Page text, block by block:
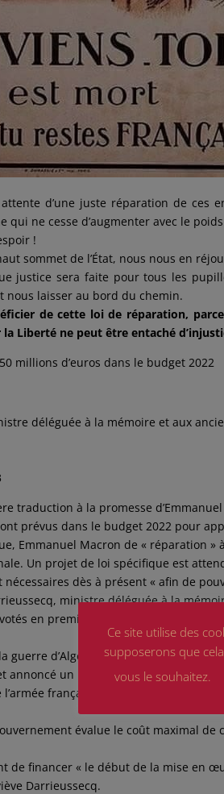
d’une juste réparation de ces
qui ne cesse d’augmenter avec le
!
sommet de l’État, nous nous en
justice sera faite pour tous les
nous laisser au bord du chemin.
de cette loi de réparation,
Liberté ne peut être entaché
millions d’euros dans le budget 2022
déléguée à la mémoire et aux
traduction à la promesse
prévus dans le budget 2022 pour
Emmanuel Macron de « réparation »
Un projet de loi spécifique est
dès à présent « afin de
ministre déléguée à la
en première lecture, le premier
guerre d’Algérie, Emmanuel Macron
annoncé un projet de loi de «
française.
évalue le coût maximal
de financer « le début de la mise en
Darrieussecq.
Ce site utilise des
supposerons que
vous le souhaitez.